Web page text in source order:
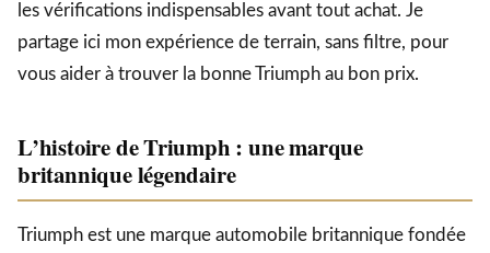
les vérifications indispensables avant tout achat. Je
partage ici mon expérience de terrain, sans filtre, pour
vous aider à trouver la bonne Triumph au bon prix.
L’histoire de Triumph : une marque
britannique légendaire
Triumph est une marque automobile britannique fondée